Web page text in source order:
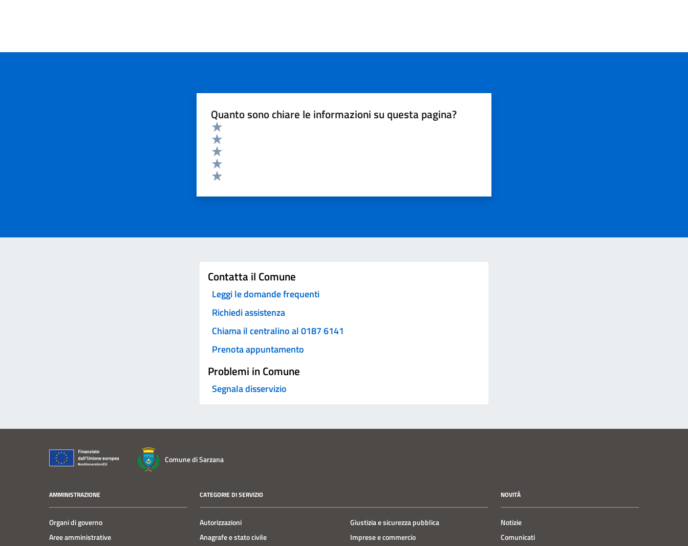
Quanto sono chiare le informazioni su questa pagina?
Valuta da 1 a 5 stelle la pagina
Valuta 5 stelle su 5
Valuta 4 stelle su 5
Valuta 3 stelle su 5
Valuta 2 stelle su 5
Valuta 1 stelle su 5
Contatta il Comune
Leggi le domande frequenti
Richiedi assistenza
Chiama il centralino al 0187 6141
Prenota appuntamento
Problemi in Comune
Segnala disservizio
Comune di Sarzana
AMMINISTRAZIONE
Organi di governo
Aree amministrative
CATEGORIE DI SERVIZIO
Autorizzazioni
Anagrafe e stato civile
Giustizia e sicurezza pubblica
Imprese e commercio
NOVITÀ
Notizie
Comunicati